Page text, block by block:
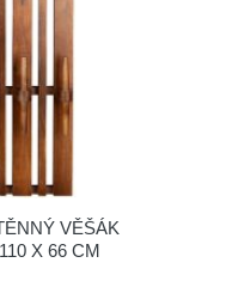
VĚŠÁK
X 66 CM